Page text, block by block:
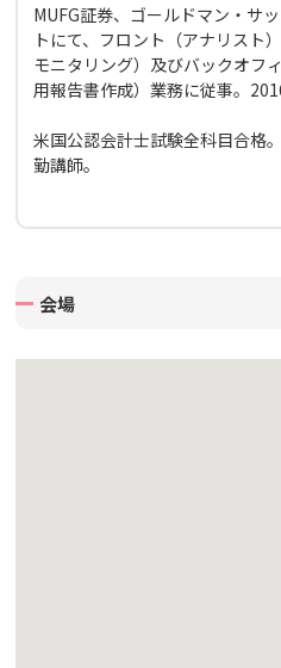
MUFG証券、ゴールドマン・サ
トにて、フロント（アナリスト
モニタリング）及びバックオフ
用報告書作成）業務に従事。
米国公認会計士試験全科目合格
勤講師。
会場